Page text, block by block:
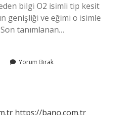
bilgi O2 isimli tip kesit
genişliği ve eğimi o isimle
tanımlanan…
Yorum Bırak
https://bano.com.tr